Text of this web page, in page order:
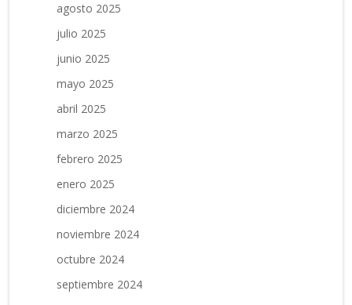
agosto 2025
julio 2025
junio 2025
mayo 2025
abril 2025
marzo 2025
febrero 2025
enero 2025
diciembre 2024
noviembre 2024
octubre 2024
septiembre 2024